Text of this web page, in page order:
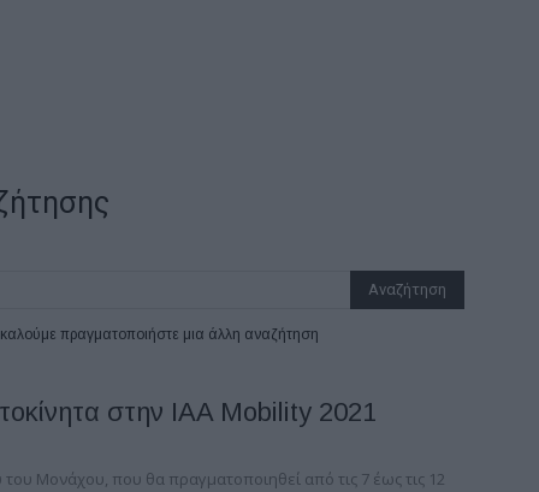
πραγματοποιήστε μια άλλη αναζήτηση
στην IAA Mobility 2021
Μονάχου, που θα πραγματοποιηθεί από τις 7 έως τις 12